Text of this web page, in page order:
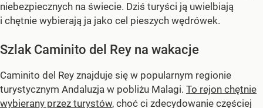
niebezpiecznych na świecie. Dziś turyści ją uwielbiają
i chętnie wybierają ja jako cel pieszych wędrówek.
Szlak Caminito del Rey na wakacje
Caminito del Rey znajduje się w popularnym regionie
turystycznym Andaluzja w pobliżu Malagi. To rejon chętnie
wybierany przez turystów, choć ci zdecydowanie częściej